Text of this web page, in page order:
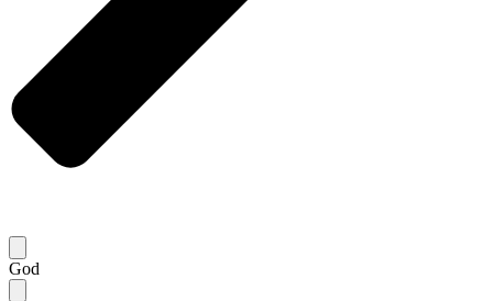
God